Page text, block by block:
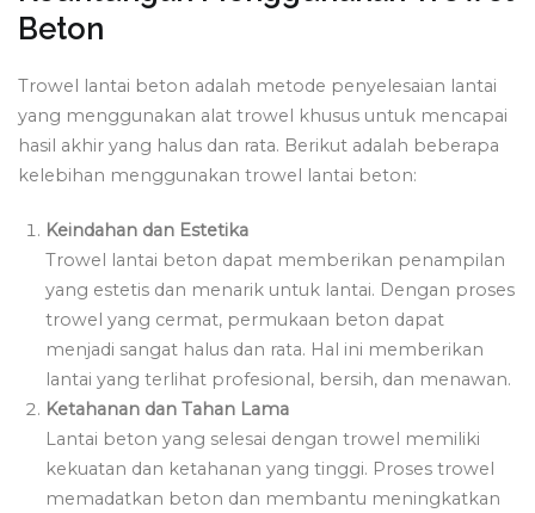
Beton
Trowel lantai beton adalah metode penyelesaian lantai
yang menggunakan alat trowel khusus untuk mencapai
hasil akhir yang halus dan rata. Berikut adalah beberapa
kelebihan menggunakan trowel lantai beton:
Keindahan dan Estetika
Trowel lantai beton dapat memberikan penampilan
yang estetis dan menarik untuk lantai. Dengan proses
trowel yang cermat, permukaan beton dapat
menjadi sangat halus dan rata. Hal ini memberikan
lantai yang terlihat profesional, bersih, dan menawan.
Ketahanan dan Tahan Lama
Lantai beton yang selesai dengan trowel memiliki
kekuatan dan ketahanan yang tinggi. Proses trowel
memadatkan beton dan membantu meningkatkan